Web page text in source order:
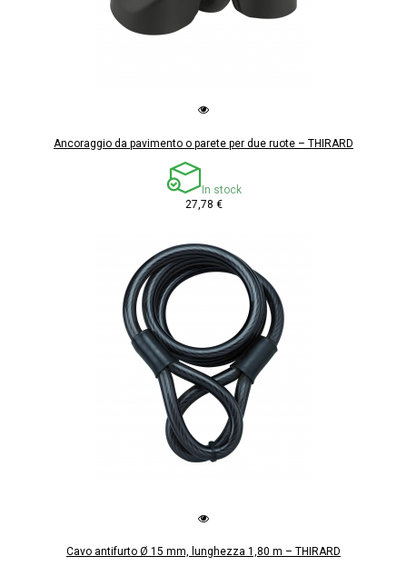
Ancoraggio da pavimento o parete per due ruote – THIRARD
In stock
27,78 €
Cavo antifurto Ø 15 mm, lunghezza 1,80 m – THIRARD